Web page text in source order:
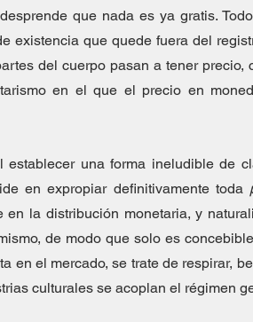
existencia que quede fuera del
del cuerpo pasan a tener precio,
en el que el precio en
establecer una forma ineludible de
en expropiar definitivamente toda
la distribución monetaria, y
de modo que solo es
en el mercado, se trate de respirar,
culturales se acoplan el régimen